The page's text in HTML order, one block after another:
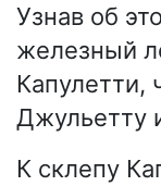
Узнав об
железный
Капулетти,
Джульетту
К склепу